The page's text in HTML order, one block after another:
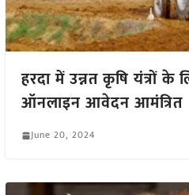
हरदा में उन्नत कृषि यंत्रों
ऑनलाइन आवेदन आमंत्रित
June 20, 2024